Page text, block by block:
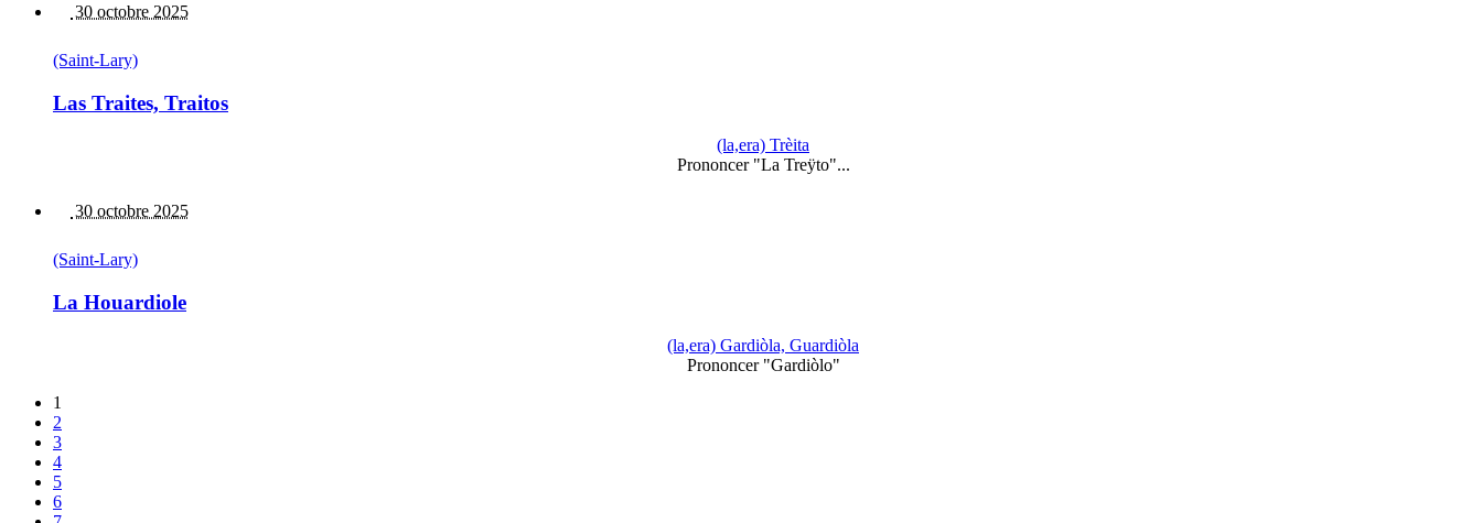
30 octobre 2025
(Saint-Lary)
Las Traites, Traitos
(la,era) Trèita
Prononcer "La Treÿto"...
30 octobre 2025
(Saint-Lary)
La Houardiole
(la,era) Gardiòla, Guardiòla
Prononcer "Gardiòlo"
1
2
3
4
5
6